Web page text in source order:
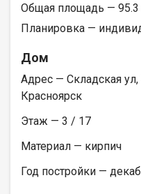
Общая площадь — 95.3
Планировка —
Дом
Адрес — Складская
Красноярск
Этаж — 3 / 17
Материал — кирпич
Год постройки —